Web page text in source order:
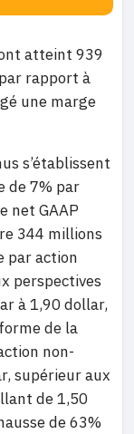
atteint 939
rapport à
une marge
s’établissent
de 7% par
net GAAP
344 millions
par action
perspectives
à 1,90 dollar,
de la
non-
supérieur aux
de 1,50
de 63%